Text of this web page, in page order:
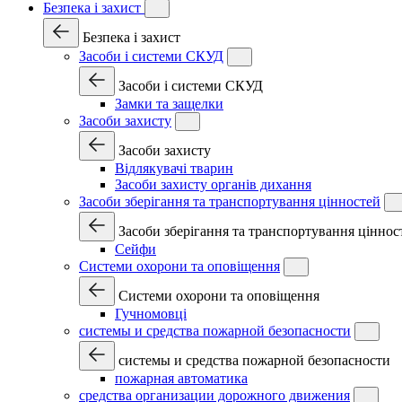
Безпека і захист
Безпека і захист
Засоби і системи СКУД
Засоби і системи СКУД
Замки та защелки
Засоби захисту
Засоби захисту
Відлякувачі тварин
Засоби захисту органів дихання
Засоби зберігання та транспортування цінностей
Засоби зберігання та транспортування
Сейфи
Системи охорони та оповіщення
Системи охорони та оповіщення
Гучномовці
системы и средства пожарной безопасности
системы и средства пожарной безопасности
пожарная автоматика
средства организации дорожного движения